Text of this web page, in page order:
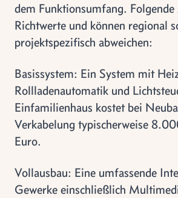
dem Funktionsumfang. Folgende
Richtwerte und können regional
projektspezifisch abweichen:
Basissystem: Ein System mit
Rollladenautomatik und
Einfamilienhaus kostet bei
Verkabelung typischerweise
Euro.
Vollausbau: Eine umfassende
Gewerke einschließlich